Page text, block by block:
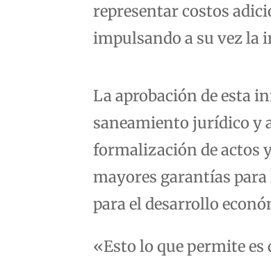
representar costos
impulsando a su vez la
La aprobación de esta
saneamiento jurídico y
formalización de actos
mayores garantías
para el desarrollo
«Esto lo que permite es